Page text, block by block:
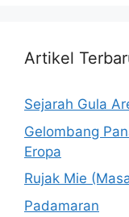
Artikel
Sejarah Gula
Gelombang
Eropa
Rujak Mie
Padamaran